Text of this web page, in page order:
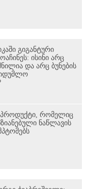
გიგანტური
ისინი არც
და არც ბუნების
რომელიც
ნაწლავის